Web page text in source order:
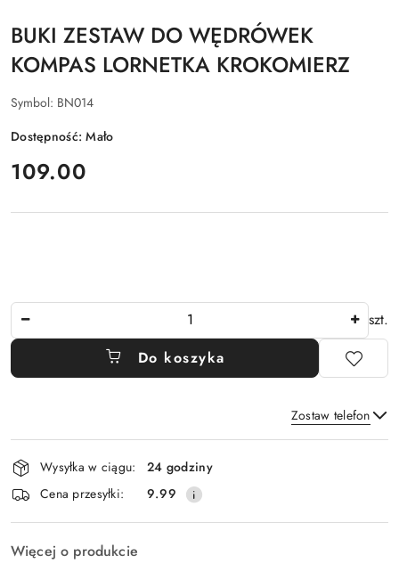
BUKI ZESTAW DO WĘDRÓWEK
KOMPAS LORNETKA KROKOMIERZ
Symbol: BN014
Dostępność:Mało
cena:
109.00
szt.
Do koszyka
Zostaw telefon
Wyślij
Dostępność
i
dostawa
Wysyłka w ciągu:
24 godziny
Cena przesyłki:
9.99
Więcej o produkcie